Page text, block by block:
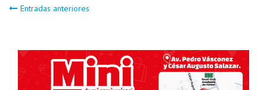
Navegación
de
entradas
Entradas anteriores